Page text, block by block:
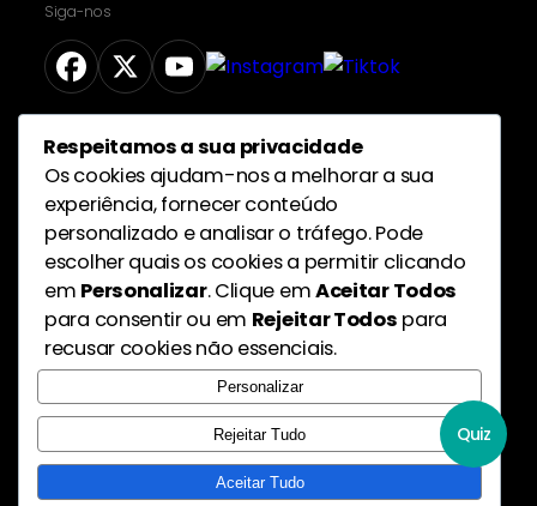
Siga-nos
Proteção de dados pessoais
Quiz
Respeitamos a sua privacidade
Os cookies ajudam-nos a melhorar a sua
experiência, fornecer conteúdo
personalizado e analisar o tráfego. Pode
escolher quais os cookies a permitir clicando
em Personalizar. Clique emAceitar Todos
para consentir ou em Rejeitar Todos para
recusar cookies não essenciais.
Personalizar
Rejeitar Tudo
Aceitar Tudo